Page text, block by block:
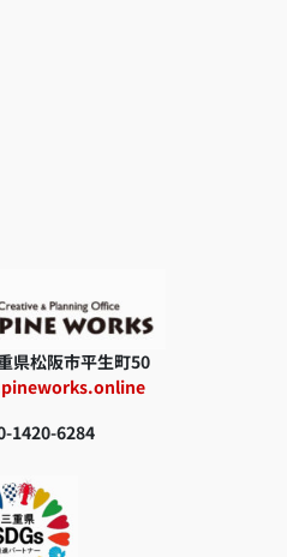
県松阪市平生町50
1420-6284